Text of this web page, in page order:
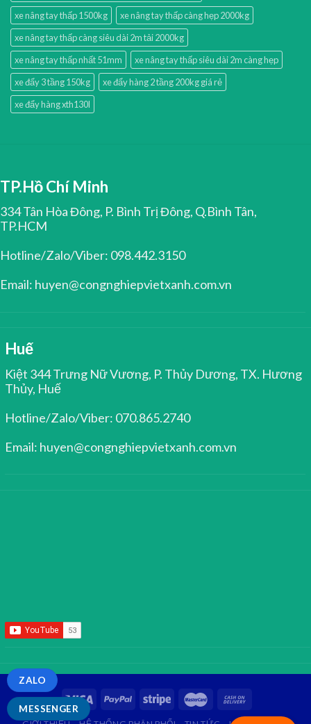
xe nâng tay thấp 1500kg
xe nâng tay thấp càng hẹp 2000kg
xe nâng tay thấp càng siêu dài 2m tải 2000kg
xe nâng tay thấp nhất 51mm
xe nâng tay thấp siêu dài 2m càng hẹp
xe đẩy 3 tầng 150kg
xe đẩy hàng 2 tầng 200kg giá rẻ
xe đẩy hàng xth130l
TP.Hồ Chí Minh
334 Tân Hòa Đông, P. Bình Trị Đông, Q.Bình Tân,
TP.HCM
Hotline/Zalo/Viber: 098.442.3150
Email: huyen@congnghiepvietxanh.com.vn
Huế
Kiệt 344 Trưng Nữ Vương, P. Thủy Dương, TX. Hương
Thủy, Huế
Hotline/Zalo/Viber: 070.865.2740
Email: huyen@congnghiepvietxanh.com.vn
MESSENGER
ZALO